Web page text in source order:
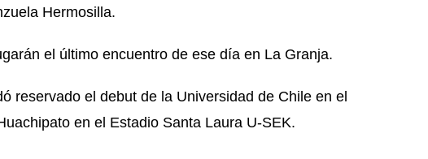
Hermosilla.
el último encuentro de ese día en La Granja.
reservado el debut de la Universidad de Chile en el
en el Estadio Santa Laura U-SEK.